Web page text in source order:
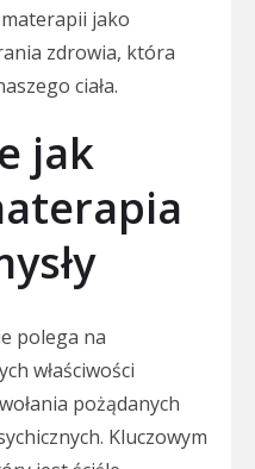
jako
zdrowia, która
ciała.
jak
polega na
właściwości
pożądanych
Kluczowym